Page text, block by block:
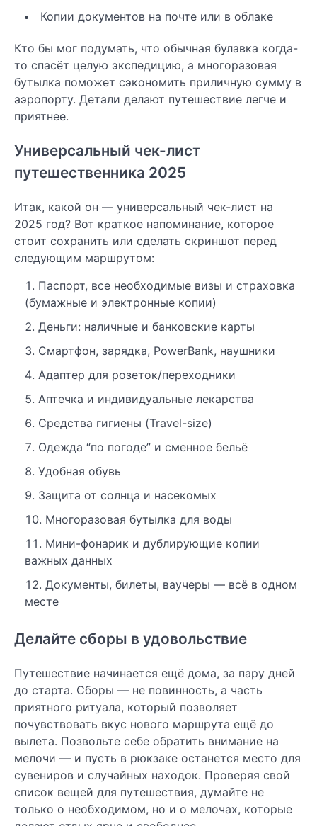
Копии документов на почте или в облаке
Кто бы мог подумать, что обычная булавка когда-
то спасёт целую экспедицию, а многоразовая
бутылка поможет сэкономить приличную сумму в
аэропорту. Детали делают путешествие легче и
приятнее.
Универсальный чек-лист
путешественника 2025
Итак, какой он — универсальный чек-лист на
2025 год? Вот краткое напоминание, которое
стоит сохранить или сделать скриншот перед
следующим маршрутом:
Паспорт, все необходимые визы и страховка
(бумажные и электронные копии)
Деньги: наличные и банковские карты
Смартфон, зарядка, PowerBank, наушники
Адаптер для розеток/переходники
Аптечка и индивидуальные лекарства
Средства гигиены (Travel-size)
Одежда “по погоде” и сменное бельё
Удобная обувь
Защита от солнца и насекомых
Многоразовая бутылка для воды
Мини-фонарик и дублирующие копии
важных данных
Документы, билеты, ваучеры — всё в одном
месте
Делайте сборы в удовольствие
Путешествие начинается ещё дома, за пару дней
до старта. Сборы — не повинность, а часть
приятного ритуала, который позволяет
почувствовать вкус нового маршрута ещё до
вылета. Позвольте себе обратить внимание на
мелочи — и пусть в рюкзаке останется место для
сувениров и случайных находок. Проверяя свой
список вещей для путешествия, думайте не
только о необходимом, но и о мелочах, которые